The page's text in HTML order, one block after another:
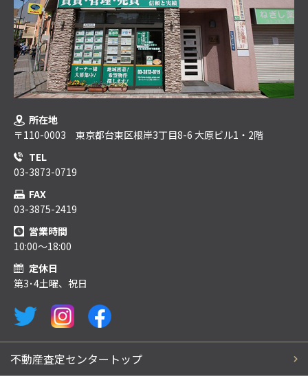
所在地
〒110-0003 東京都台東区根岸3丁目8-6 大原ビル1・2階
TEL
03-3873-0719
FAX
03-3875-2419
営業時間
10:00～18:00
定休日
第3･4土曜、祝日
不動産査定センタートップ